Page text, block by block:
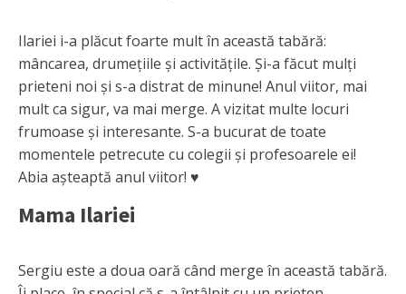
Ilariei i-a plăcut foarte mult în această tabără:
mâncarea, drumețiile și activitățile. Și-a făcut mulți
prieteni noi și s-a distrat de minune! Anul viitor, mai
mult ca sigur, va mai merge. A vizitat multe locuri
frumoase și interesante. S-a bucurat de toate
momentele petrecute cu colegii și profesoarele ei!
Abia așteaptă anul viitor! ♥
Mama Ilariei
Sergiu este a doua oară când merge în această tabără.